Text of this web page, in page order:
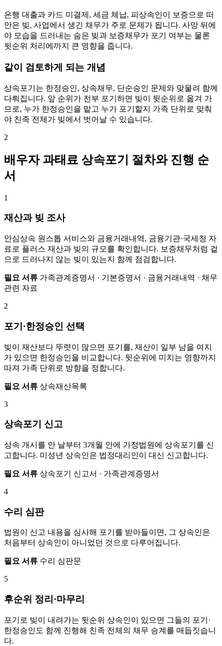
은행 대출과 카드 미결제, 세금 체납, 피상속인이 보증으로 떠
안은 빚, 사업에서 생긴 채무가 주로 문제가 됩니다. 사망 뒤에
야 모습을 드러내는 숨은 빚과 보증채무가 포기 여부는 물론
뒷순위 처리에까지 큰 영향을 줍니다.
같이 검토하게 되는 개념
상속포기는 한정승인, 상속채무, 단순승인 문제와 맞물려 함께
다뤄집니다. 앞 순위가 전부 포기하면 빚이 뒷순위로 옮겨 가
므로, 누가 한정승인을 맡고 누가 포기할지 가족 단위로 맞춰
야 친족 전체가 빚에서 벗어날 수 있습니다.
2
배우자 과태료 상속포기 절차와 진행 순
서
1
재산과 빚 조사
안심상속 원스톱 서비스와 금융거래내역, 금융기관·국세청 자
료로 플러스 재산과 빚의 규모를 확인합니다. 보증채무처럼 겉
으로 드러나지 않는 빚이 있는지 함께 점검합니다.
필요 서류 가족관계증명서 · 기본증명서 · 금융거래내역 · 채무
관련 자료
2
포기·한정승인 선택
빚이 재산보다 뚜렷이 많으면 포기를, 재산이 일부 남을 여지
가 있으면 한정승인을 비교합니다. 뒷순위에 미치는 영향까지
따져 가족 단위로 방향을 정합니다.
필요 서류 상속재산목록
3
상속포기 신고
상속 개시를 안 날부터 3개월 안에 가정법원에 상속포기를 신
고합니다. 미성년 상속인은 법정대리인이 대신 신고합니다.
필요 서류 상속포기 신고서 · 가족관계증명서
4
수리 심판
법원이 신고 내용을 심사해 포기를 받아들이면, 그 상속인은
처음부터 상속인이 아니었던 것으로 다루어집니다.
필요 서류 수리 심판문
5
후순위 정리·마무리
포기로 빚이 내려가는 뒷순위 상속인이 있으면 그들의 포기·
한정승인도 함께 진행해 친족 전체의 채무 승계를 매듭짓습니
다.